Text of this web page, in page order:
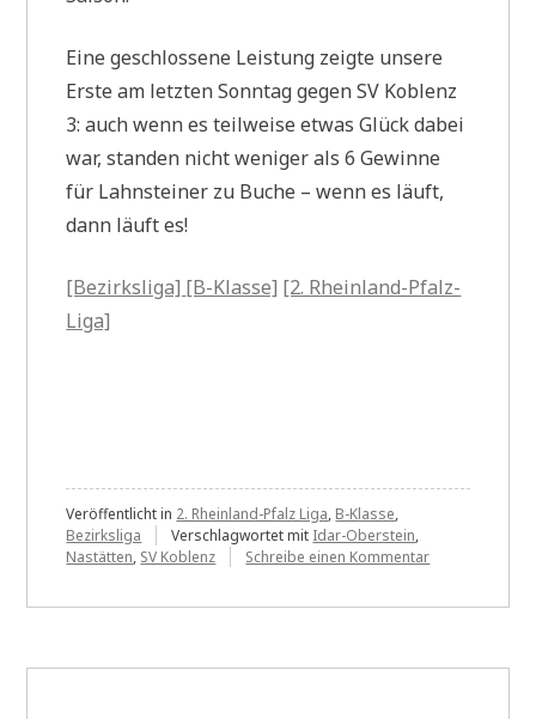
Eine geschlossene Leistung zeigte unsere
Erste am letzten Sonntag gegen SV Koblenz
3: auch wenn es teilweise etwas Glück dabei
war, standen nicht weniger als 6 Gewinne
für Lahnsteiner zu Buche – wenn es läuft,
dann läuft es!
[Bezirksliga] [B-Klasse] [2. Rheinland-Pfalz-
Liga]
Veröffentlicht in 2. Rheinland-Pfalz Liga, B-Klasse,
Bezirksliga
Verschlagwortet mit Idar-Oberstein,
Nastätten, SV Koblenz Schreibe einen Kommentarzu